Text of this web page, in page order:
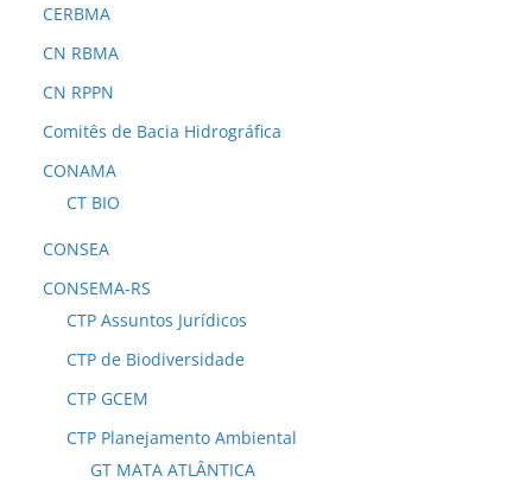
CERBMA
CN RBMA
CN RPPN
Comitês de Bacia Hidrográfica
CONAMA
CT BIO
CONSEA
CONSEMA-RS
CTP Assuntos Jurídicos
CTP de Biodiversidade
CTP GCEM
CTP Planejamento Ambiental
GT MATA ATLÂNTICA